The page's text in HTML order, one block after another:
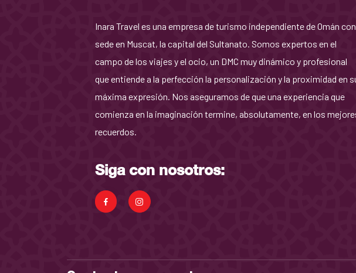
Inara Travel es una empresa de turismo independiente de Omán con
sede en Muscat, la capital del Sultanato. Somos expertos en el
campo de los viajes y el ocio, un DMC muy dinámico y profesional
que entiende a la perfección la personalización y la proximidad en
máxima expresión. Nos aseguramos de que una experiencia que
comienza en la imaginación termine, absolutamente, en los
recuerdos.
Siga con nosotros: